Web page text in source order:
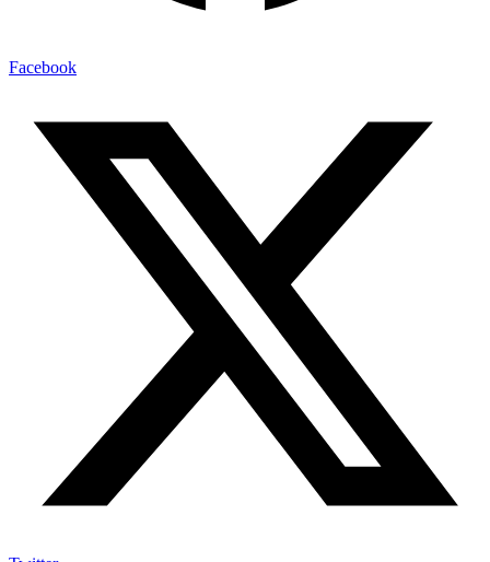
Facebook